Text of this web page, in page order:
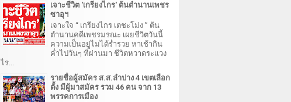
เจาะชีวิต 'เกรียงไกร' ต้นตำนานเพชร
ซาอุฯ
เจาะใจ “ เกรียงไกร เตชะโม่ง ” ต้น
ตำนานคดีเพชรมรณะ เผยชีวิตวันนี้
ความเป็นอยู่ไม่ได้ร่ำรวย หาเช้ากิน
ค่ำไปวันๆ ที่ผ่านมา ชีวิตหวาดระแวง
ไร...
รายชื่อผู้สมัคร ส.ส.ลำปาง 4 เขตเลือก
ตั้ง มีผู้มาสมัคร รวม 46 คน จาก 13
พรรคการเมือง